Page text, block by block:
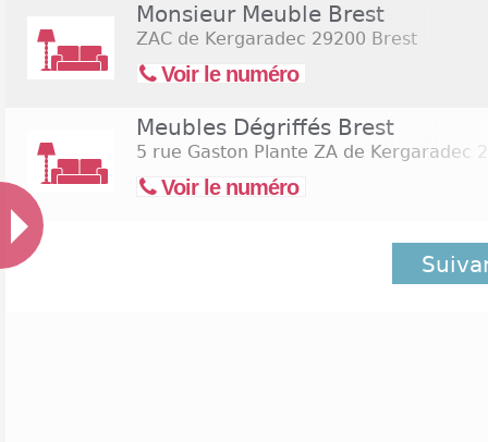
Monsieur Meuble Brest
ZAC de Kergaradec 29200 Brest
Voir le numéro
Meubles Dégriffés Brest
5 rue Gaston Plante ZA de Kergaradec
Voir le numéro